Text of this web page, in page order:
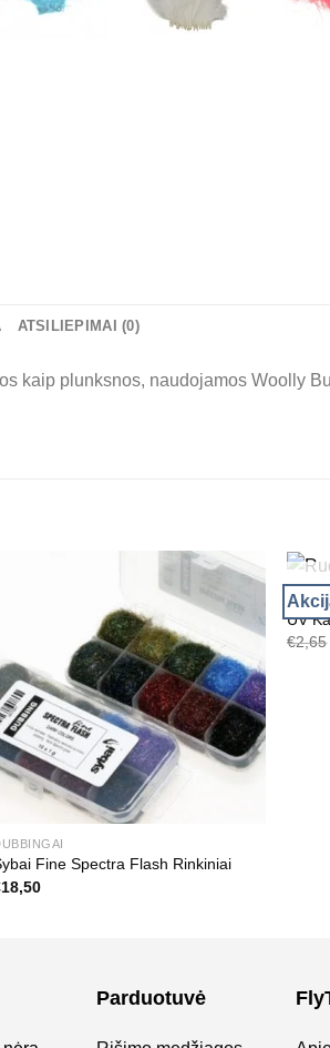
ATSILIEPIMAI (0)
kaip plunksnos, naudojamos Woolly
Fine Spectra Flash Rinkiniai
18,50
UV
€2,65
Parduotuvė